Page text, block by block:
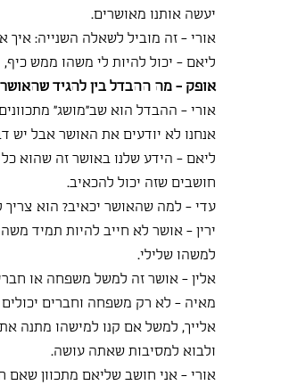
יעשה אותנו מאושרים.
אורי - זה מוביל לשאלה השנייה: איך
ליאם - יכול להיות לי משהו ממש
אופק - מה ההבדל בין להגיד
אורי - ההבדל הוא שב״מושג״
אנחנו לא יודעים את האושר אבל יש
ליאם - הידע שלנו באושר זה שהוא
חושבים שזה יכול להכאיב.
עדי - למה שהאושר יכאיב? הוא צריך
ירין - אושר לא חייב להיות תמיד
למשהו שלילי.
אלין - אושר זה למשל משפחה או
מאיה - לא רק משפחה וחברים
אלייך, למשל אם קנו למישהו מתנה
ולבוא למסיבות שאתה עושה.
אורי - אני חושב שליאם מתכוון